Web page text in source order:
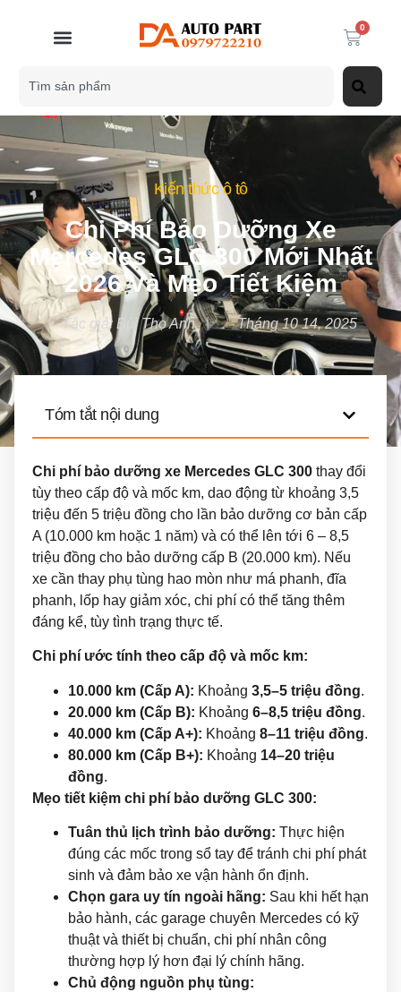
0
Kiến thức ô tô
Chi Phí Bảo Dưỡng Xe
Mercedes GLC 300 Mới Nhất
2026 Và Mẹo Tiết Kiệm
Tác giả: Bùi Thọ Anh Tháng 10 14, 2025
Tóm tắt nội dung
Chi phí bảo dưỡng xe Mercedes GLC 300 thay đổi
tùy theo cấp độ và mốc km, dao động từ khoảng 3,5
triệu đến 5 triệu đồng cho lần bảo dưỡng cơ bản cấp
A (10.000 km hoặc 1 năm) và có thể lên tới 6 – 8,5
triệu đồng cho bảo dưỡng cấp B (20.000 km). Nếu
xe cần thay phụ tùng hao mòn như má phanh, đĩa
phanh, lốp hay giảm xóc, chi phí có thể tăng thêm
đáng kể, tùy tình trạng thực tế.
Chi phí ước tính theo cấp độ và mốc km:
10.000 km (Cấp A): Khoảng 3,5–5 triệu đồng.
20.000 km (Cấp B): Khoảng 6–8,5 triệu đồng.
40.000 km (Cấp A+): Khoảng 8–11 triệu đồng.
80.000 km (Cấp B+): Khoảng 14–20 triệu
đồng.
Mẹo tiết kiệm chi phí bảo dưỡng GLC 300:
Tuân thủ lịch trình bảo dưỡng: Thực hiện
đúng các mốc trong sổ tay để tránh chi phí phát
sinh và đảm bảo xe vận hành ổn định.
Chọn gara uy tín ngoài hãng: Sau khi hết hạn
bảo hành, các garage chuyên Mercedes có kỹ
thuật và thiết bị chuẩn, chi phí nhân công
thường hợp lý hơn đại lý chính hãng.
Chủ động nguồn phụ tùng: